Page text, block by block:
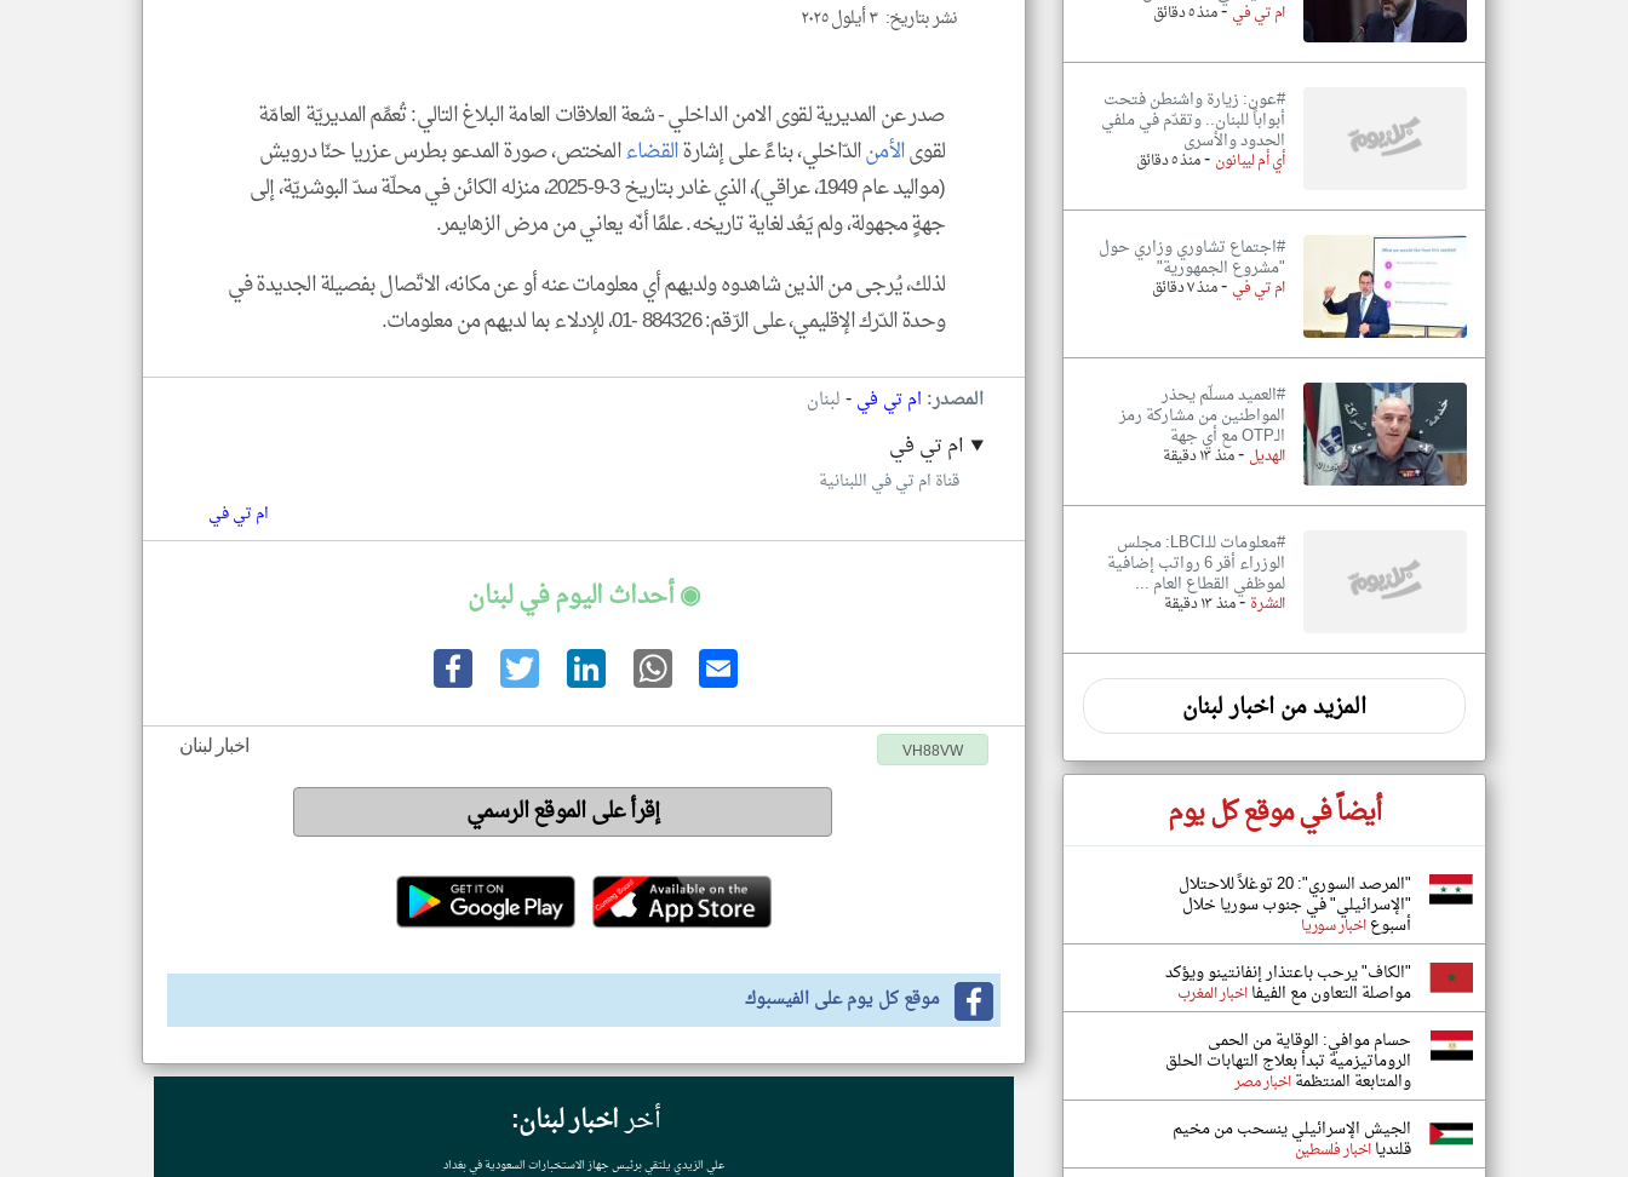
نشر بتاريخ: ٣ أيلول ٢٠٢٥
صدر عن المديرية لقوى الامن الداخلي - شعة العلاقات العامة البلاغ التالي: تُعمِّم المديريّة العامّة
لقوىالأمنالدّاخلي، بناءً على إشارةالقضاءالمختص، صورة المدعو بطرس عزريا حنّا درويش
(مواليد عام 1949، عراقي)، الذي غادر بتاريخ 3-9-2025، منزله الكائن في محلّة سدّ البوشريّة، إلى
جهةٍ مجهولة، ولم يَعُد لغاية تاريخه. علمًا أنّه يعاني من مرض الزهايمر.
لذلك، يُرجى من الذين شاهدوه ولديهم أي معلومات عنه أو عن مكانه، الاتّصال بفصيلة الجديدة في
وحدة الدّرك الإقليمي، على الرّقم: 884326 -01، للإدلاء بما لديهم من معلومات.
المصدر: ام تي في-لبنان
ام تي في
قناة ام تي في اللبنانية
ام تي في
◉ أحداث اليوم في لبنان
اخبار لبنان VH88VW
إقرأ على الموقع الرسمي
موقع كل يوم على الفيسبوك
أخراخبار لبنان:
علي الزيدي يلتقي برئيس جهاز الاستخبارات السعودية في بغداد
ام تي في-منذ ٥ دقائق
#عون: زيارة واشنطن فتحت
أبواباً للبنان.. وتقدّم في ملفي
الحدود والأسرى
أي أم ليبانون -منذ ٥ دقائق
#اجتماع تشاوري وزاري حول
"مشروع الجمهورية"
ام تي في -منذ ٧ دقائق
#العميد مسلّم يحذر
المواطنين من مشاركة رمز
الـOTP مع أي جهة
الهديل -منذ ١٣ دقيقة
#معلومات للـLBCI: مجلس
الوزراء أقر 6 رواتب إضافية
لموظفي القطاع العام ...
النشرة -منذ ١٣ دقيقة
المزيد من اخبار لبنان
أيضاً في موقع كل يوم
"المرصد السوري": 20 توغلاً للاحتلال
"الإسرائيلي" في جنوب سوريا خلال
أسبوعاخبار سوريا
"الكاف" يرحب باعتذار إنفانتينو ويؤكد
مواصلة التعاون مع الفيفااخبار المغرب
حسام موافي: الوقاية من الحمى
الروماتيزمية تبدأ بعلاج التهابات الحلق
والمتابعة المنتظمةاخبار مصر
الجيش الإسرائيلي ينسحب من مخيم
قلنديااخبار فلسطين